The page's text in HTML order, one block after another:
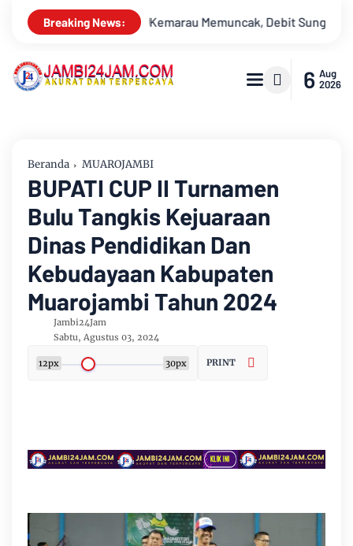
Breaking News:
Sungai Batanghari Terus Menyusut, Jambi Hadapi Ancaman
6 Aug
2026
Beranda MUAROJAMBI
BUPATI CUP II Turnamen
Bulu Tangkis Kejuaraan
Dinas Pendidikan Dan
Kebudayaan Kabupaten
Muarojambi Tahun 2024
Jambi24Jam
Sabtu, Agustus 03, 2024
12px 30px PRINT